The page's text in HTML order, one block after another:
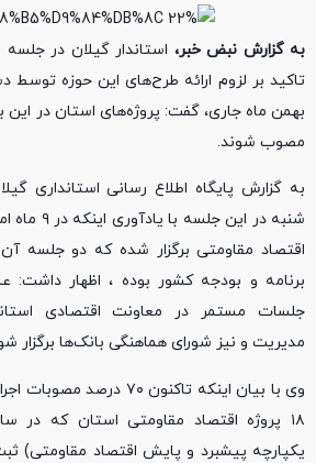
به گزارش نبض خبر، استاندار گیلان در
تاکید بر لزوم ارائه طرح‌های این حوزه توسط
مصوب شوند.
به گزارش پایگاه اطلاع رسانی استانداری
اقتصاد مقاومتی برگزار شده که دو جلسه
برنامه و بودجه کشور بوده ، اظهار داشت:
جلسات مستمر در معاونت اقتصادی
مدیریت و نیز شورای هماهنگی‌ بانک‌ها برگزار
وی با بیان اینکه تاکنون ۷۰
۱۸ پروژه اقتصاد مقاومتی استان که در
یکپارچه پیشبرد و پایش اقتصاد مقاومتی)